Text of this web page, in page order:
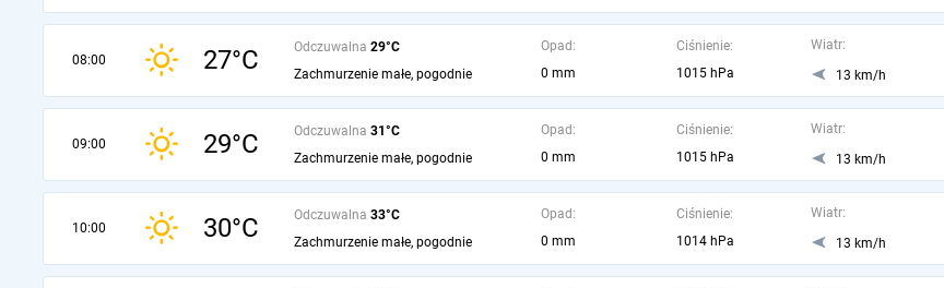
08:00 27°C Odczuwalna 29°C
Zachmurzenie małe, pogodnie
Opad:
0 mm
Ciśnienie:
1015 hPa
Wiatr:
13 km/h
09:00 29°C Odczuwalna 31°C
Zachmurzenie małe, pogodnie
Opad:
0 mm
Ciśnienie:
1015 hPa
Wiatr:
13 km/h
10:00 30°C Odczuwalna 33°C
Zachmurzenie małe, pogodnie
Opad:
0 mm
Ciśnienie:
1014 hPa
Wiatr:
13 km/h